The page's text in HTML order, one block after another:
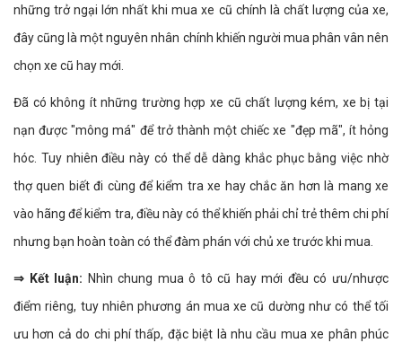
những trở ngại lớn nhất khi mua xe cũ chính là chất lượng của xe,
đây cũng là một nguyên nhân chính khiến người mua phân vân nên
chọn xe cũ hay mới.
Đã có không ít những trường hợp xe cũ chất lượng kém, xe bị tại
nạn được "mông má" để trở thành một chiếc xe "đẹp mã", ít hỏng
hóc. Tuy nhiên điều này có thể dễ dàng khắc phục bằng việc nhờ
thợ quen biết đi cùng để kiểm tra xe hay chắc ăn hơn là mang xe
vào hãng để kiểm tra, điều này có thể khiến phải chỉ trẻ thêm chi phí
nhưng bạn hoàn toàn có thể đàm phán với chủ xe trước khi mua.
⇒ Kết luận: Nhìn chung mua ô tô cũ hay mới đều có ưu/nhược
điểm riêng, tuy nhiên phương án mua xe cũ dường như có thể tối
ưu hơn cả do chi phí thấp, đặc biệt là nhu cầu mua xe phân phúc